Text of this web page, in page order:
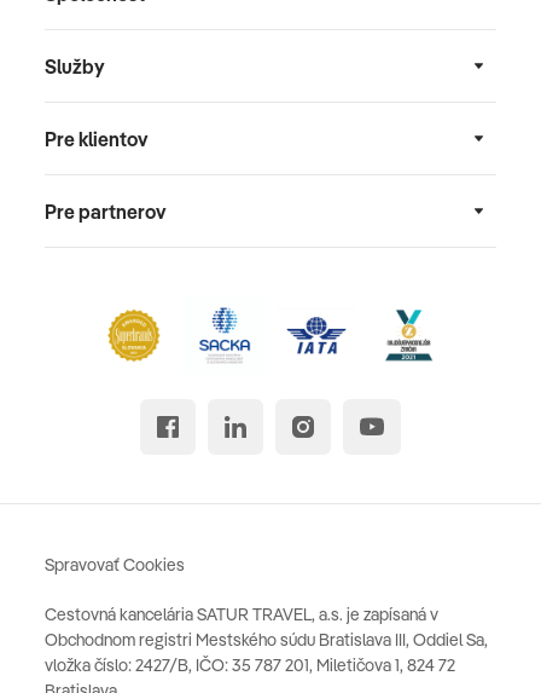
Služby
Pre klientov
Pre partnerov
Cestovná kancelária SATUR TRAVEL, a.s. je zapísaná v
Obchodnom registri Mestského súdu Bratislava III, Oddiel Sa,
vložka číslo: 2427/B, IČO: 35 787 201, Miletičova 1, 824 72
Spravovať Cookies